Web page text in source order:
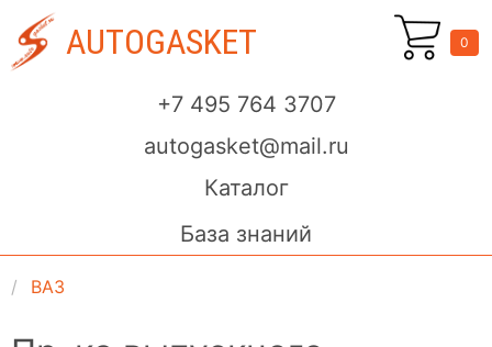
AUTOGASKET
+7 495 764 3707
autogasket@mail.ru
Каталог
База знаний
0
ВАЗ